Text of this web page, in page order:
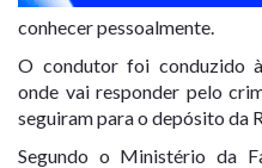
conhecer pessoalmente.
O condutor foi conduzido
onde vai responder pelo
seguiram para o depósito da
Segundo o Ministério da